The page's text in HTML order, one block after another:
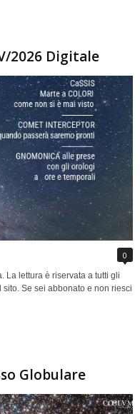
2026 Digitale
0
La lettura è riservata a tutti gli
Se sei abbonato e non riesci
Globulare